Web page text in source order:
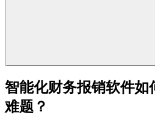
智能化财务报销软件如
难题？